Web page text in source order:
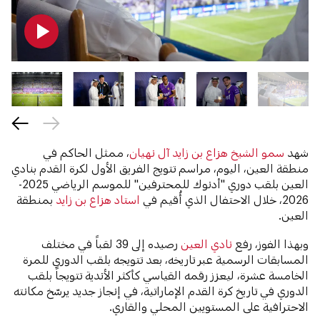
شهد سمو الشيخ هزاع بن زايد آل نهيان، ممثل الحاكم في
منطقة العين، اليوم، مراسم تتويج الفريق الأول لكرة القدم بنادي
العين بلقب دوري "أدنوك للمحترفين" للموسم الرياضي 2025-
2026، خلال الاحتفال الذي أُقيم في
استاد هزاع بن زايد بمنطقة
العين.
وبهذا الفوز، رفع نادي العين
رصيده إلى 39 لقباً في مختلف
المسابقات الرسمية عبر تاريخه، بعد تتويجه بلقب الدوري للمرة
الخامسة عشرة، ليعزز رقمه القياسي كأكثر الأندية تتويجاً بلقب
الدوري في تاريخ كرة القدم الإماراتية، في إنجاز جديد يرسّخ مكانته
الاحترافية على المستويين المحلي والقاري.